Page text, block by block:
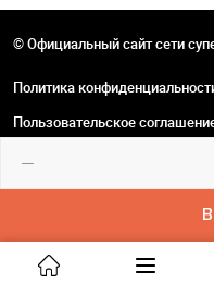
© Официальный сайт сети
Политика
Пользовательское